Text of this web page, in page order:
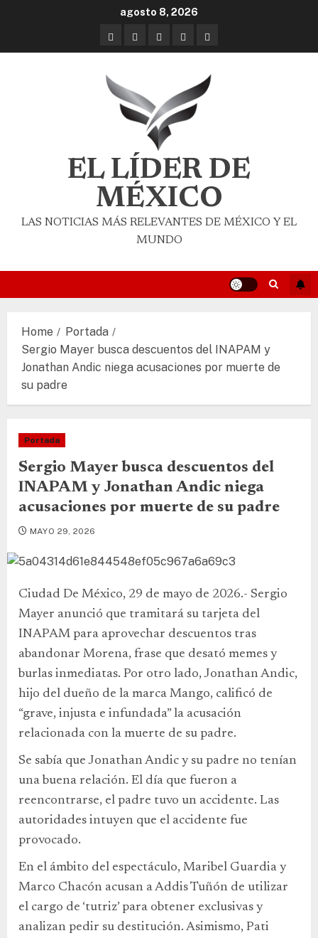
agosto 8, 2026
EL LÍDER DE
MÉXICO
LAS NOTICIAS MÁS RELEVANTES DE MÉXICO Y EL
MUNDO
Home
Portada
Sergio Mayer busca descuentos del INAPAM y
Jonathan Andic niega acusaciones por muerte de
su padre
Portada
Sergio Mayer busca descuentos del
INAPAM y Jonathan Andic niega
acusaciones por muerte de su padre
MAYO 29, 2026
Ciudad De México, 29 de mayo de 2026.- Sergio
Mayer anunció que tramitará su tarjeta del
INAPAM para aprovechar descuentos tras
abandonar Morena, frase que desató memes y
burlas inmediatas. Por otro lado, Jonathan Andic,
hijo del dueño de la marca Mango, calificó de
“grave, injusta e infundada” la acusación
relacionada con la muerte de su padre.
Se sabía que Jonathan Andic y su padre no tenían
una buena relación. El día que fueron a
reencontrarse, el padre tuvo un accidente. Las
autoridades intuyen que el accidente fue
provocado.
En el ámbito del espectáculo, Maribel Guardia y
Marco Chacón acusan a Addis Tuñón de utilizar
el cargo de ‘tutriz’ para obtener exclusivas y
analizan pedir su destitución. Asimismo, Pati